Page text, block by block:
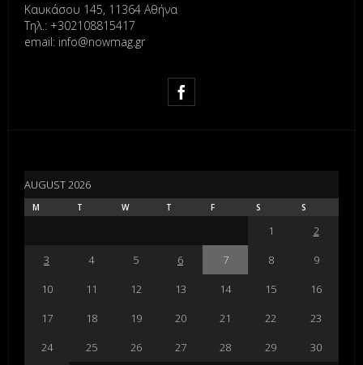
Καυκάσου 145, 11364 Αθήνα
Τηλ.: +302108815417
email: info@nowmag.gr
AUGUST 2026
M T W T F S S
1
2
3
4 5 6 7 8
9
10
11 12 13 14 15
16
17
18 19 20 21 22
23
24
25 26 27 28 29 30